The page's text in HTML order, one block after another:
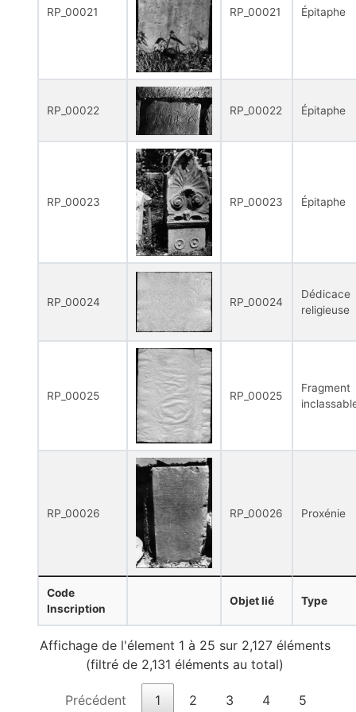
RP_00021 RP_00021 Épitaphe
RP_00022 RP_00022 Épitaphe
RP_00023 RP_00023 Épitaphe
RP_00024 RP_00024
Dédicace
religieuse
RP_00025 RP_00025
Fragment
RP_00026 RP_00026 Proxénie
Code
Inscription
Objet lié Type
Affichage de l'élement 1 à 25 sur 2,127 éléments
(filtré de 2,131 éléments au total)
Précédent 1 2 3 4 5